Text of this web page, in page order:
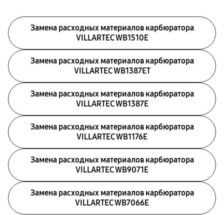
Замена расходных материалов карбюратора
VILLARTEC WB1510E
Замена расходных материалов карбюратора
VILLARTEC WB1387ET
Замена расходных материалов карбюратора
VILLARTEC WB1387E
Замена расходных материалов карбюратора
VILLARTEC WB1176E
Замена расходных материалов карбюратора
VILLARTEC WB9071E
Замена расходных материалов карбюратора
VILLARTEC WB7066E